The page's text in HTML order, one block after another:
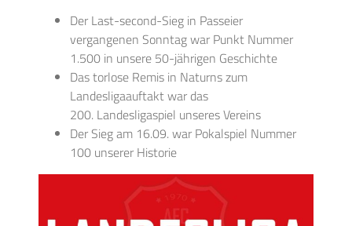
Der Last-second-Sieg in Passeier
vergangenen Sonntag war Punkt Nummer
1.500 in unsere 50-jährigen Geschichte
Das torlose Remis in Naturns zum
Landesligaauftakt war das
200. Landesligaspiel unseres Vereins
Der Sieg am 16.09. war Pokalspiel Nummer
100 unserer Historie